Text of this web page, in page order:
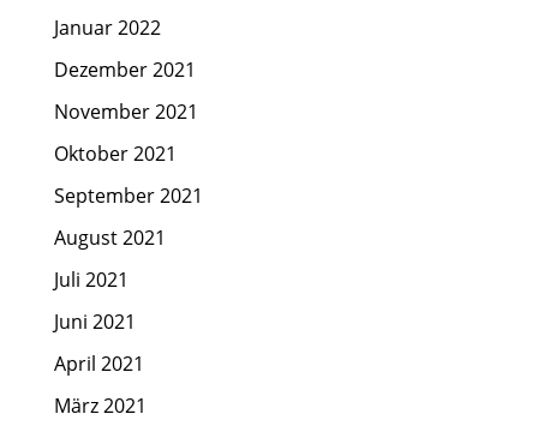
Januar 2022
Dezember 2021
November 2021
Oktober 2021
September 2021
August 2021
Juli 2021
Juni 2021
April 2021
März 2021